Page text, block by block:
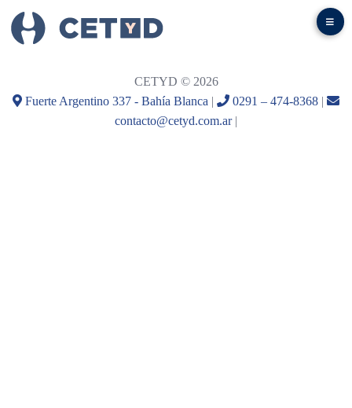
CETYD © 2026
Fuerte Argentino 337 - Bahía Blanca | 0291 – 474-8368 |
contacto@cetyd.com.ar|